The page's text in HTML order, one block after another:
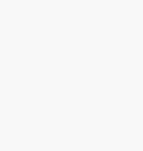
08:30 – 11:30 Uhr